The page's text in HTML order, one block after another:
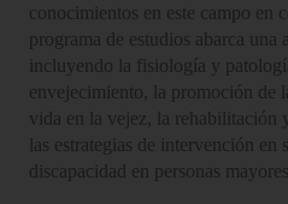
conocimientos en este campo en
programa de estudios abarca una
incluyendo la fisiología y
envejecimiento, la promoción de
vida en la vejez, la rehabilitación
las estrategias de intervención en
discapacidad en personas mayores.